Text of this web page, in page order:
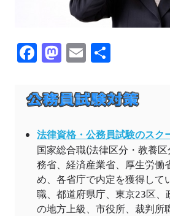
Facebook
Mastodon
Email
法律資格・公務員試験のスク
国家総合職(法律区分・教養
務省、経済産業省、厚生労働
め、各省庁で内定を獲得して
職、都道府県庁、東京23区、
の地方上級、市役所、裁判所